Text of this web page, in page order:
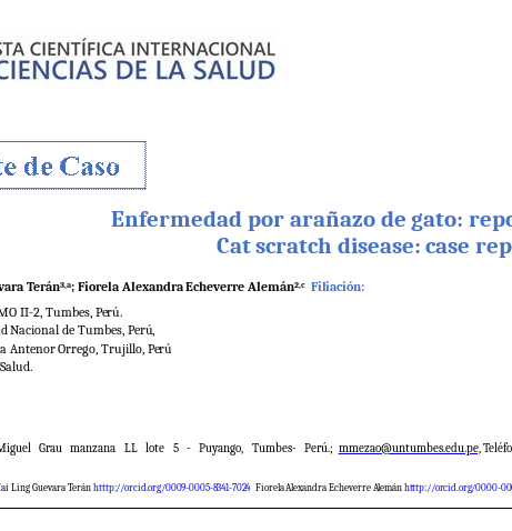
Enfermedad por arañazo de gato:
Catscratch disease: case
Terán3,a; Fiorela Alexandra Echeverre Alemán2,c Filiación:
II-2, Tumbes, Perú.
Nacional de Tumbes, Perú,
AntenorOrrego, Trujillo, Perú
Salud.
Grau manzana LL lote 5 - Puyango, Tumbes- Perú.; mmezao@untumbes.edu.pe,
Ling Guevara Teránhtttp://orcid.org/0009-0005-8341-7024 FiorelaAlexandra Echeverre Alemán htttp://orcid.org/0000-